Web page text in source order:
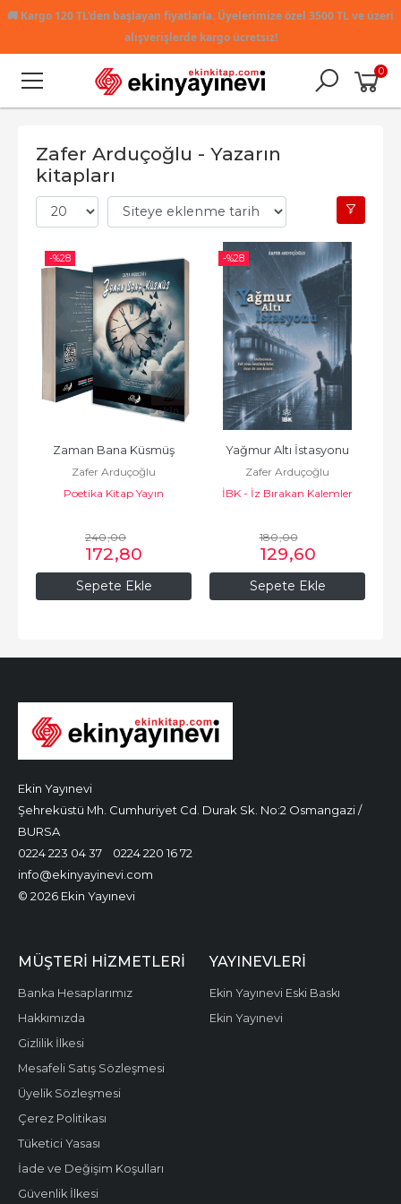
🚚 Kargo 120 TL'den başlayan fiyatlarla. Üyelerimize özel 3500 TL ve üzeri
alışverişlerde kargo ücretsiz!
0
Zafer Arduçoğlu - Yazarın
kitapları
-%28
Sepete Ekle
Zaman Bana Küsmüş
Zafer Arduçoğlu
Poetika Kitap Yayın
240,00
172,80
-%28
Sepete Ekle
Yağmur Altı İstasyonu
Zafer Arduçoğlu
İBK - İz Bırakan Kalemler
180,00
129,60
Ekin Yayınevi
Şehreküstü Mh. Cumhuriyet Cd. Durak Sk. No:2 Osmangazi /
BURSA
0224 223 04 37
0224 220 16 72
info@ekinyayinevi.com
© 2026 Ekin Yayınevi
MÜŞTERI HIZMETLERI
Banka Hesaplarımız
Hakkımızda
Gizlilik İlkesi
Mesafeli Satış Sözleşmesi
Üyelik Sözleşmesi
Çerez Politikası
Tüketici Yasası
İade ve Değişim Koşulları
Güvenlik İlkesi
YAYINEVLERI
Ekin Yayınevi Eski Baskı
Ekin Yayınevi